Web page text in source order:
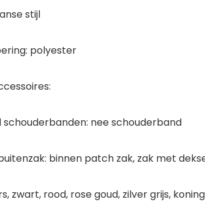
stijl
polyester
schouderbanden: nee schouderband
binnen patch zak, zak met
zwart, rood, rose goud, zilver grijs,